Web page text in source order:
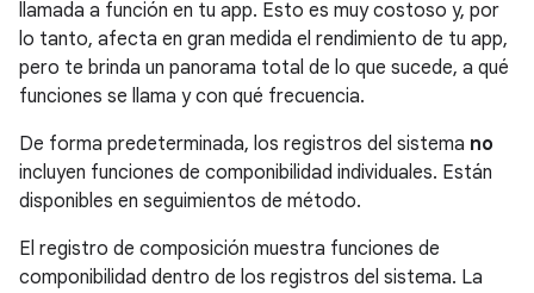
llamada a función en tu app. Esto es muy costoso y, por
lo tanto, afecta en gran medida el rendimiento de tu app,
pero te brinda un panorama total de lo que sucede, a qué
funciones se llama y con qué frecuencia.
De forma predeterminada, los registros del sistema no
incluyen funciones de componibilidad individuales. Están
disponibles en seguimientos de método.
El registro de composición muestra funciones de
componibilidad dentro de los registros del sistema. La